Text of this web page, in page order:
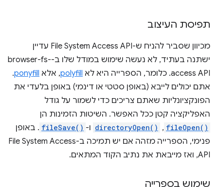
תפיסת העיצוב
מכיוון שסביר להניח ש-File System Access API עדיין
ישתנה בעתיד, לא נעשה שימוש במודל שלו ב-browser-fs-
access API. כלומר, הספרייה היא לא
polyfill, אלא ponyfill
.
אתם יכולים לייבא (באופן סטטי או דינמי) באופן בלעדי את
הפונקציונליות שאתם צריכים כדי לשמור על גודל
האפליקציה קטן ככל האפשר. השיטות הזמינות הן
fileOpen()
,‏
directoryOpen() ו- fileSave() . באופן
פנימי, הספרייה מזהה אם יש תמיכה ב-File System Access
API, ואז מייבאת את נתיב הקוד המתאים.
שימוש בספרייה